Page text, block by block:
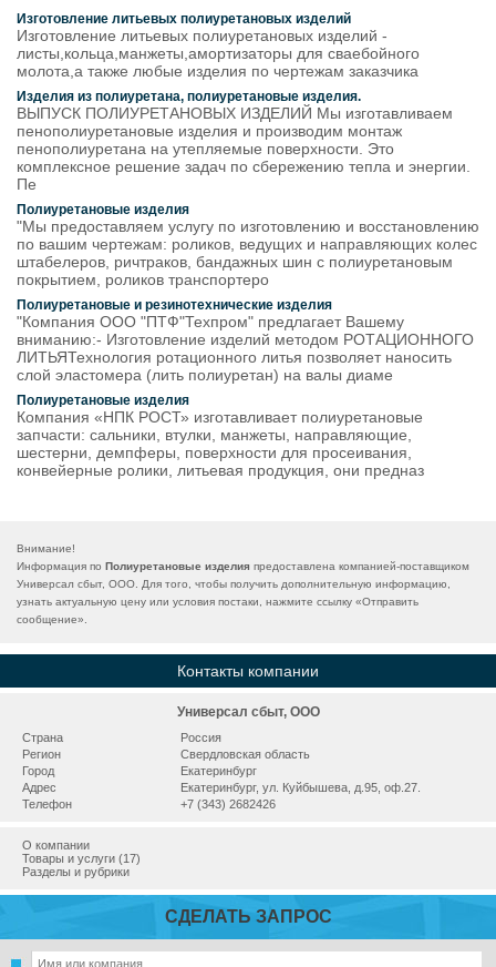
Изготовление литьевых полиуретановых изделий
Изготовление литьевых полиуретановых изделий -
листы,кольца,манжеты,амортизаторы для сваебойного
молота,а также любые изделия по чертежам заказчика
Изделия из полиуретана, полиуретановые изделия.
ВЫПУСК ПОЛИУРЕТАНОВЫХ ИЗДЕЛИЙ Мы изготавливаем
пенополиуретановые изделия и производим монтаж
пенополиуретана на утепляемые поверхности. Это
комплексное решение задач по сбережению тепла и энергии.
Пе
Полиуретановые изделия
"Мы предоставляем услугу по изготовлению и восстановлению
по вашим чертежам: роликов, ведущих и направляющих колес
штабелеров, ричтраков, бандажных шин с полиуретановым
покрытием, роликов транспортеро
Полиуретановые и резинотехнические изделия
"Компания ООО "ПТФ"Техпром" предлагает Вашему
вниманию:- Изготовление изделий методом РОТАЦИОННОГО
ЛИТЬЯТехнология ротационного литья позволяет наносить
слой эластомера (лить полиуретан) на валы диаме
Полиуретановые изделия
Компания «НПК РОСТ» изготавливает полиуретановые
запчасти: сальники, втулки, манжеты, направляющие,
шестерни, демпферы, поверхности для просеивания,
конвейерные ролики, литьевая продукция, они предназ
Внимание!
Информация по Полиуретановые изделия предоставлена компанией-поставщиком
Универсал сбыт, ООО. Для того, чтобы получить дополнительную информацию,
узнать актуальную цену или условия постаки, нажмите ссылку «Отправить
сообщение».
Контакты компании
Универсал сбыт, ООО
Страна
Россия
Регион
Свердловская область
Город
Екатеринбург
Адрес
Екатеринбург, ул. Куйбышева, д.95, оф.27.
Телефон
+7 (343) 2682426
О компании
Товары и услуги (17)
Разделы и рубрики
СДЕЛАТЬ ЗАПРОС